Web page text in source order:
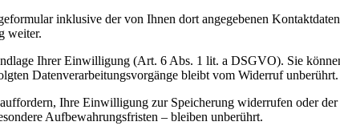
inklusive der von Ihnen dort angegebenen
weiter.
Ihrer Einwilligung (Art. 6 Abs. 1 lit. a DSGVO). Sie
Datenverarbeitungsvorgänge bleibt vom Widerruf unberührt.
Ihre Einwilligung zur Speicherung widerrufen oder
Aufbewahrungsfristen – bleiben unberührt.